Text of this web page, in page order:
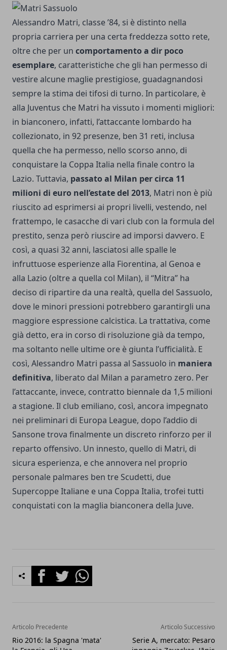
Alessandro Matri, classe ’84, si è distinto nella
propria carriera per una certa freddezza sotto rete,
oltre che per un comportamento a dir poco
esemplare, caratteristiche che gli han permesso di
vestire alcune maglie prestigiose, guadagnandosi
sempre la stima dei tifosi di turno. In particolare, è
alla Juventus che Matri ha vissuto i momenti migliori:
in bianconero, infatti, l’attaccante lombardo ha
collezionato, in 92 presenze, ben 31 reti, inclusa
quella che ha permesso, nello scorso anno, di
conquistare la Coppa Italia nella finale contro la
Lazio. Tuttavia, passato al Milan per circa 11
milioni di euro nell’estate del 2013, Matri non è più
riuscito ad esprimersi ai propri livelli, vestendo, nel
frattempo, le casacche di vari club con la formula del
prestito, senza però riuscire ad imporsi davvero. E
così, a quasi 32 anni, lasciatosi alle spalle le
infruttuose esperienze alla Fiorentina, al Genoa e
alla Lazio (oltre a quella col Milan), il “Mitra” ha
deciso di ripartire da una realtà, quella del Sassuolo,
dove le minori pressioni potrebbero garantirgli una
maggiore espressione calcistica. La trattativa, come
già detto, era in corso di risoluzione già da tempo,
ma soltanto nelle ultime ore è giunta l’ufficialità. E
così, Alessandro Matri passa al Sassuolo in maniera
definitiva, liberato dal Milan a parametro zero. Per
l’attaccante, invece, contratto biennale da 1,5 milioni
a stagione. Il club emiliano, così, ancora impegnato
nei preliminari di Europa League, dopo l’addio di
Sansonetrova finalmente un discreto rinforzo per il
reparto offensivo. Un innesto, quello di Matri, di
sicura esperienza, e che annovera nel proprio
personale palmares ben tre Scudetti, due
Supercoppe Italiane e una Coppa Italia, trofei tutti
conquistati con la maglia bianconera della Juve.
FacebookTwitterWhatsapp
Articolo Precedente
Rio 2016: la Spagna 'mata'
Articolo Successivo
Serie A, mercato: Pesaro